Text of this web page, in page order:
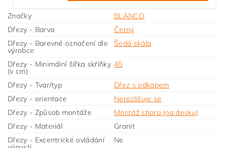
Značky
BLANCO
Dřezy - Barva
Černý
Dřezy - Barevné označení dle
výrobce
Šedá skála
Dřezy - Minimální šířka skříňky
(v cm)
45
Dřezy - Tvar/typ
Dřez s odkapem
Dřezy - orientace
Nerozlišuje se
Dřezy - Způsob montáže
Montáž shora (na desku)
Dřezy - Materiál
Granit
Dřezy - Excentrické ovládání
Ne